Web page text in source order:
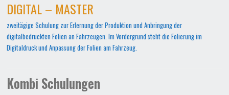
DIGITAL – MASTER
zweitägige Schulung zur Erlernung der Produktion und Anbringung der
digitalbedruckten Folien an Fahrzeugen. Im Vordergrund steht die Folierung im
Digitaldruck und Anpassung der Folien am Fahrzeug.
Kombi Schulungen